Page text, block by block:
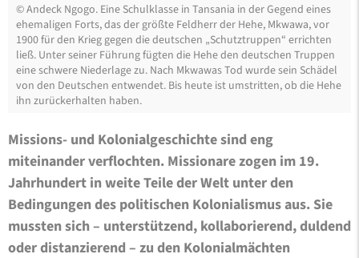
©Andeck Ngogo. Eine Schulklasse in Tansania in der Gegend eines
ehemaligen Forts, das der größte Feldherr der Hehe, Mkwawa, vor
1900 für den Krieg gegen die deutschen „Schutztruppen“ errichten
ließ. Unter seiner Führung fügten die Hehe den deutschen Truppen
eine schwere Niederlage zu. Nach Mkwawas Tod wurde sein Schädel
von den Deutschen entwendet. Bis heute ist umstritten, ob die Hehe
ihn zurückerhalten haben.
Missions- und Kolonialgeschichte sind eng
miteinander verflochten. Missionare zogen im 19.
Jahrhundert in weite Teile der Welt unter den
Bedingungen des politischen Kolonialismus aus. Sie
mussten sich – unterstützend, kollaborierend, duldend
oder distanzierend – zu den Kolonialmächten